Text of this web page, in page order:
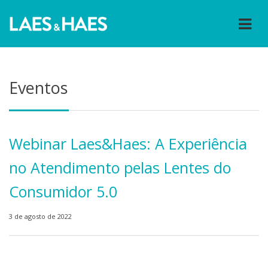
Eventos
Webinar Laes&Haes: A Experiência
no Atendimento pelas Lentes do
Consumidor 5.0
3 de agosto de 2022